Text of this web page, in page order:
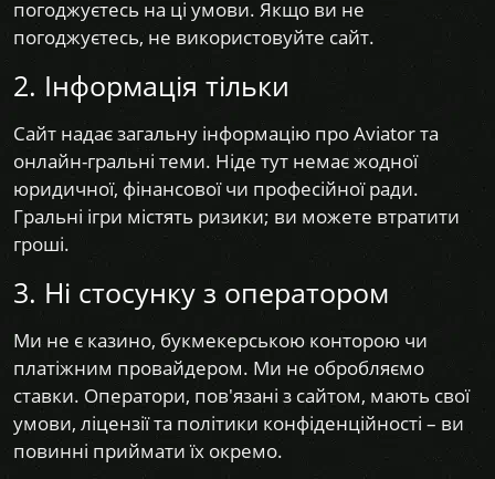
погоджуєтесь на ці умови. Якщо ви не
погоджуєтесь, не використовуйте сайт.
2. Інформація тільки
Сайт надає загальну інформацію про Aviator та
онлайн-гральні теми. Ніде тут немає жодної
юридичної, фінансової чи професійної ради.
Гральні ігри містять ризики; ви можете втратити
гроші.
3. Ні стосунку з оператором
Ми не є казино, букмекерською конторою чи
платіжним провайдером. Ми не обробляємо
ставки. Оператори, пов'язані з сайтом, мають свої
умови, ліцензії та політики конфіденційності – ви
повинні приймати їх окремо.